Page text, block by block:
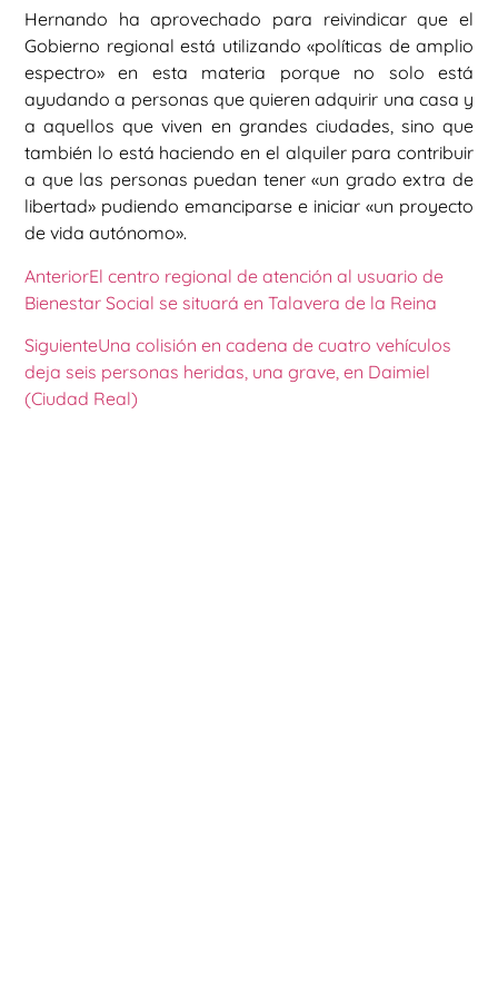
Hernando ha aprovechado para reivindicar que el
Gobierno regional está utilizando «políticas de amplio
espectro» en esta materia porque no solo está
ayudando a personas que quieren adquirir una casa y
a aquellos que viven en grandes ciudades, sino que
también lo está haciendo en el alquiler para contribuir
a que las personas puedan tener «un grado extra de
libertad» pudiendo emanciparse e iniciar «un proyecto
de vida autónomo».
AnteriorEl centro regional de atención al usuario de
Bienestar Social se situará en Talavera de la Reina
SiguienteUna colisión en cadena de cuatro vehículos
deja seis personas heridas, una grave, en Daimiel
(Ciudad Real)